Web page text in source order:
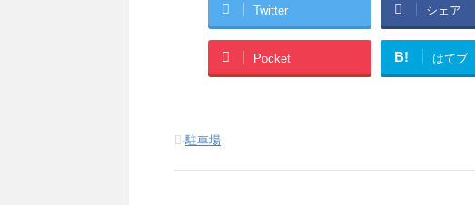
Twitter シェア
Pocket B! はてブ
-駐車場